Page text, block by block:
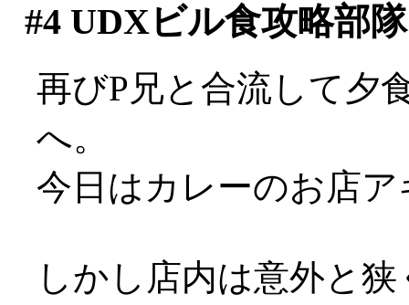
#4UDXビル食攻略部
再びP兄と合流して夕
へ。
今日はカレーのお店
しかし店内は意外と